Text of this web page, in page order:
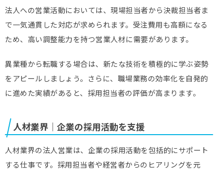
法人への営業活動においては、現場担当者から決裁担当者ま
で一気通貫した対応が求められます。受注費用も高額になる
ため、高い調整能力を持つ営業人材に需要があります。
異業種から転職する場合は、新たな技術を積極的に学ぶ姿勢
をアピールしましょう。さらに、職場業務の効率化を自発的
に進めた実績があると、採用担当者の評価が高まります。
人材業界｜企業の採用活動を支援
人材業界の法人営業は、企業の採用活動を包括的にサポート
する仕事です。採用担当者や経営者からのヒアリングを元